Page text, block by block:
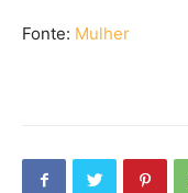
Fonte: Mulher